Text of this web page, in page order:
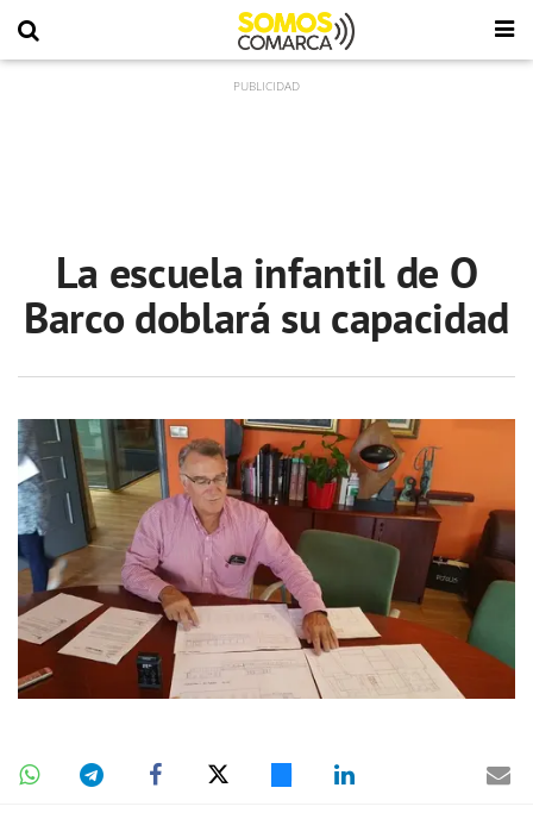
La escuela infantil de O
Barco doblará su capacidad